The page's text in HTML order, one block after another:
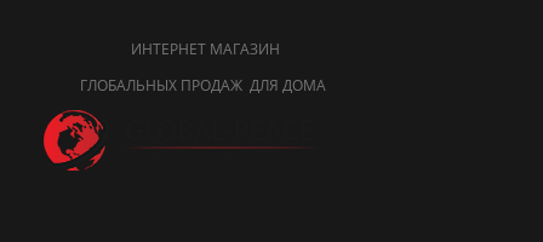
ИНТЕРНЕТ МАГАЗИН
ГЛОБАЛЬНЫХ ПРОДАЖ ДЛЯ ДОМА